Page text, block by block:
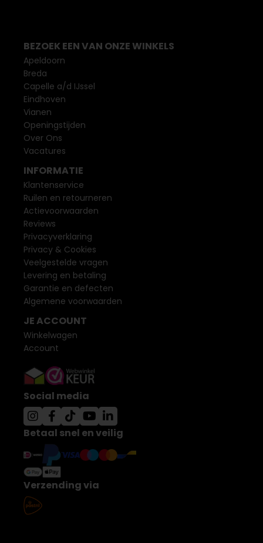
BEZOEK EEN VAN ONZE WINKELS
Apeldoorn
Breda
Capelle a/d IJssel
Eindhoven
Vianen
Openingstijden
Over Ons
Vacatures
INFORMATIE
Klantenservice
Ruilen en retourneren
Actievoorwaarden
Reviews
Privacyverklaring
Privacy & Cookies
Veelgestelde vragen
Levering en betaling
Garantie en defecten
Algemene voorwaarden
JE ACCOUNT
Winkelwagen
Account
Social media
Betaal snel en veilig
Verzending via